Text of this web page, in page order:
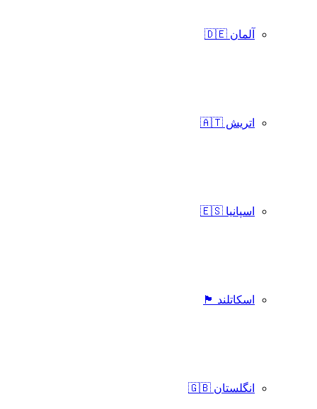
آلمان 🇩🇪
اتریش 🇦🇹
اسپانیا 🇪🇸
اسکاتلند 🏴󠁧󠁢󠁳󠁣󠁴󠁿
انگلستان 🇬🇧